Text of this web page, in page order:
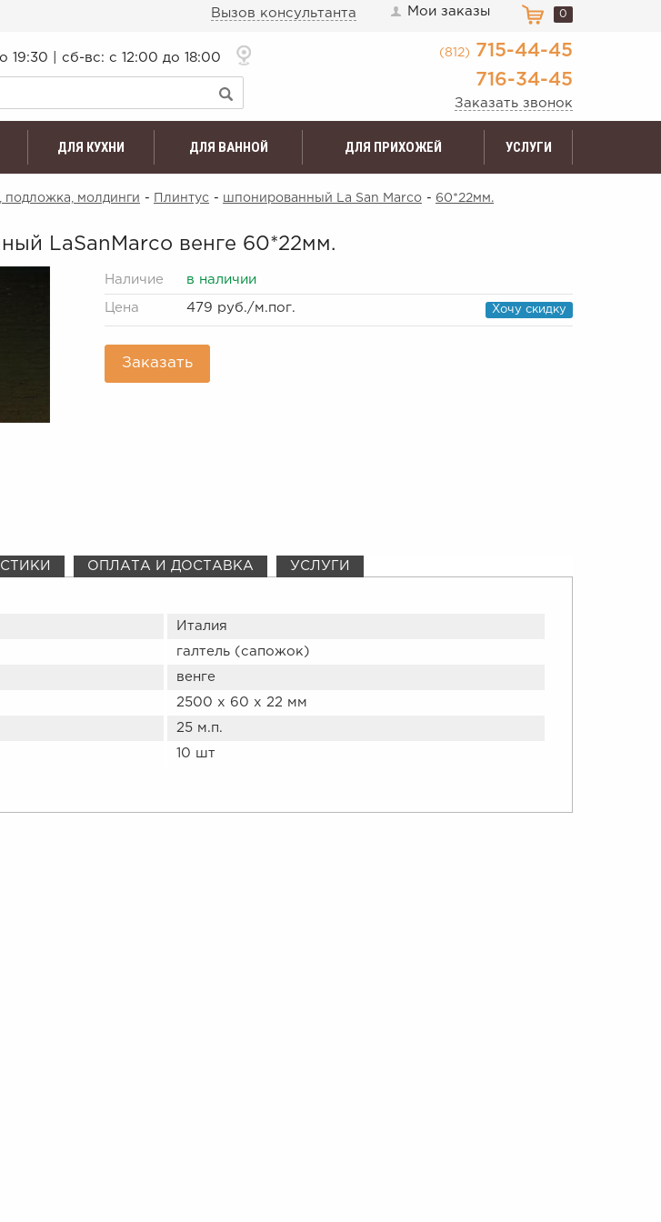
Вызов консультанта Мои заказы 0
19:30 | сб-вс: с 12:00 до 18:00 (812)
715-44-45
716-34-45
Заказать звонок
ДЛЯ КУХНИ ДЛЯ ВАННОЙ ДЛЯ ПРИХОЖЕЙ УСЛУГИ
подложка, молдинги - Плинтус - шпонированный La San Marco - 60*22мм.
LaSanMarco венге 60*22мм.
Наличие в наличии
Цена 479 руб./м.пог. Хочу скидку
Заказать
ОПЛАТА И ДОСТАВКА УСЛУГИ
Италия
галтель (сапожок)
венге
2500 х 60 х 22 мм
25 м.п.
10 шт